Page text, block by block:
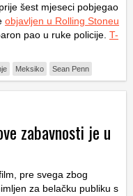
šest mjeseci pobjegao
objavljen u Rolling Stoneu
pao u ruke policije. T-
Meksiko Sean Penn
zabavnosti je u
pre svega zbog
za belačku publiku s